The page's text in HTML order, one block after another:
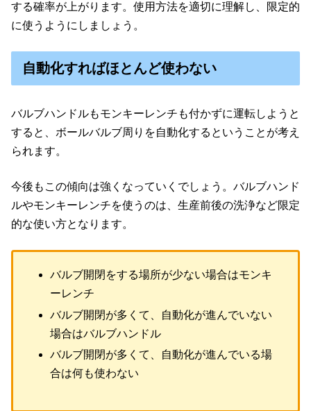
する確率が上がります。使用方法を適切に理解し、限定的
に使うようにしましょう。
自動化すればほとんど使わない
バルブハンドルもモンキーレンチも付かずに運転しようと
すると、ボールバルブ周りを自動化するということが考え
られます。
今後もこの傾向は強くなっていくでしょう。バルブハンド
ルやモンキーレンチを使うのは、生産前後の洗浄など限定
的な使い方となります。
バルブ開閉をする場所が少ない場合はモンキ
ーレンチ
バルブ開閉が多くて、自動化が進んでいない
場合はバルブハンドル
バルブ開閉が多くて、自動化が進んでいる場
合は何も使わない